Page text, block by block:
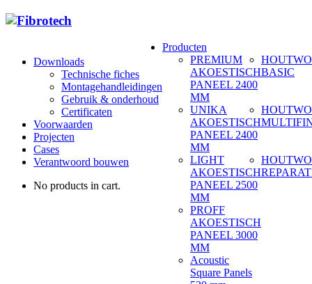
Downloads
Technische fiches
Montagehandleidingen
Gebruik & onderhoud
Certificaten
Voorwaarden
Projecten
Cases
Verantwoord bouwen
No products in cart.
Producten
PREMIUM
AKOESTISCH
PANEEL 2400
MM
UNIKA
AKOESTISCH
PANEEL 2400
MM
LIGHT
AKOESTISCH
PANEEL 2500
MM
PROFF
AKOESTISCH
PANEEL 3000
MM
Acoustic
Square Panels
BASIC